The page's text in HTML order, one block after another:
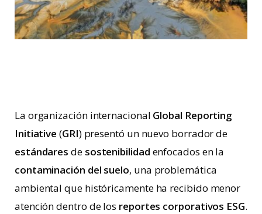
La organización internacional Global Reporting
Initiative (GRI) presentó un nuevo borrador de
estándares de sostenibilidad enfocados en la
contaminación del suelo, una problemática
ambiental que históricamente ha recibido menor
atención dentro de los reportes corporativos ESG.